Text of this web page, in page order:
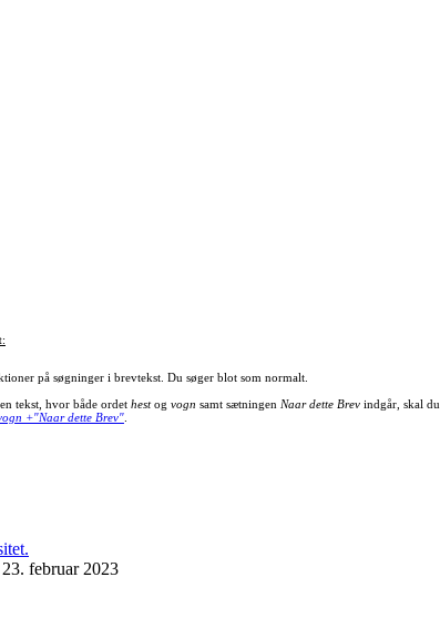
:
på søgninger i brevtekst. Du søger blot som normalt.
tekst, hvor både ordet hestog vogn samt sætningen Naar dette Brevindgår, skal du
+"Naar dette Brev".
23. februar 2023